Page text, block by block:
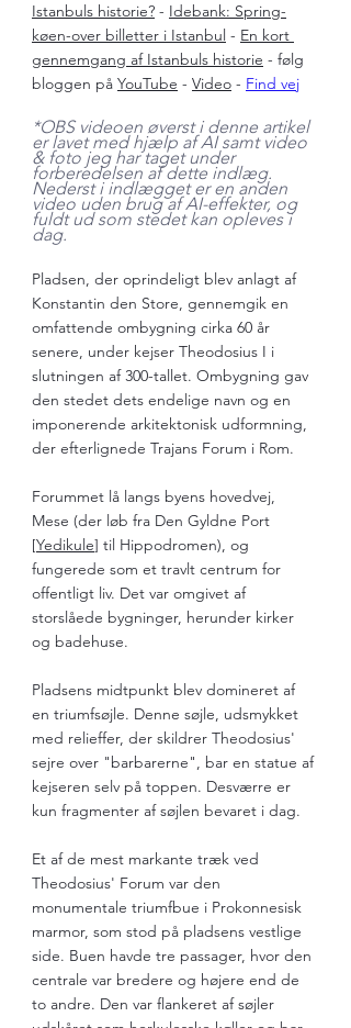
Istanbuls historie? - Idebank: Spring-
køen-over billetter i Istanbul - En kort
gennemgang af Istanbuls historie - følg
bloggen på YouTube - Video - Find vej
*OBS videoen øverst i denne artikel
er lavet med hjælp af AI samt video
& foto jeg har taget under
forberedelsen af dette indlæg.
Nederst i indlægget er en anden
video uden brug af AI-effekter, og
fuldt ud som stedet kan opleves i
dag.
Pladsen, der oprindeligt blev anlagt af
Konstantin den Store, gennemgik en
omfattende ombygning cirka 60 år
senere, under kejser Theodosius I i
slutningen af 300-tallet. Ombygning gav
den stedet dets endelige navn og en
imponerende arkitektonisk udformning,
der efterlignede Trajans Forum i Rom.
Forummet lå langs byens hovedvej,
Mese (der løb fra Den Gyldne Port
[Yedikule] til Hippodromen), og
fungerede som et travlt centrum for
offentligt liv. Det var omgivet af
storslåede bygninger, herunder kirker
og badehuse.
Pladsens midtpunkt blev domineret af
en triumfsøjle. Denne søjle, udsmykket
med relieffer, der skildrer Theodosius'
sejre over "barbarerne", bar en statue af
kejseren selv på toppen. Desværre er
kun fragmenter af søjlen bevaret i dag.
Et af de mest markante træk ved
Theodosius' Forum var den
monumentale triumfbue i Prokonnesisk
marmor, som stod på pladsens vestlige
side. Buen havde tre passager, hvor den
centrale var bredere og højere end de
to andre. Den var flankeret af søjler